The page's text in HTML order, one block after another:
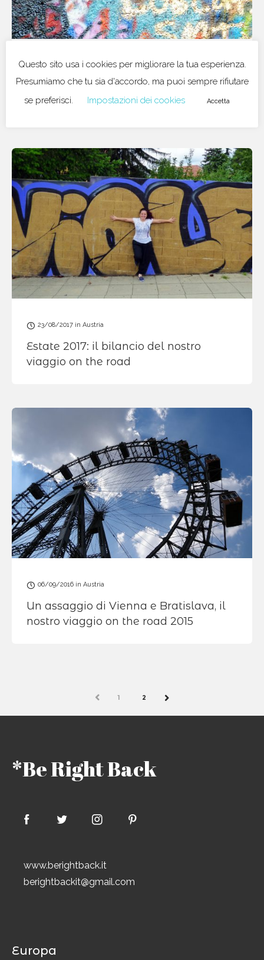
03/08/2018 in Austria
Prossima fermata: Europa centrale on
the road
23/08/2017 in Austria
Estate 2017: il bilancio del nostro
viaggio on the road
06/09/2016 in Austria
Un assaggio di Vienna e Bratislava, il
nostro viaggio on the road 2015
PREV1 2 NEXT
*Be Right Back
www.berightback.it
berightbackit@gmail.com
Europa
Questo sito usa i cookies per migliorare la tua esperienza.
Presumiamo che tu sia d'accordo, ma puoi sempre rifiutare
se preferisci.
Impostazioni dei cookies Accetta